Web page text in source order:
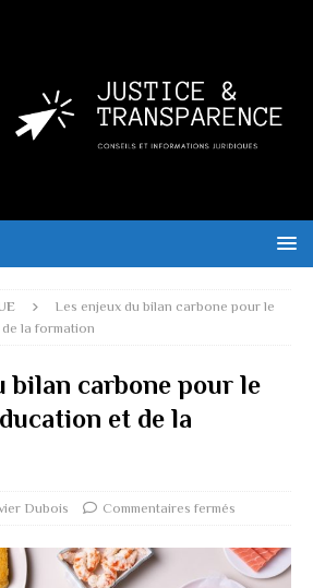
Les enjeux du bilan carbone pour le
la formation
bilan carbone pour le
et de la
Dubois Commentaires fermés